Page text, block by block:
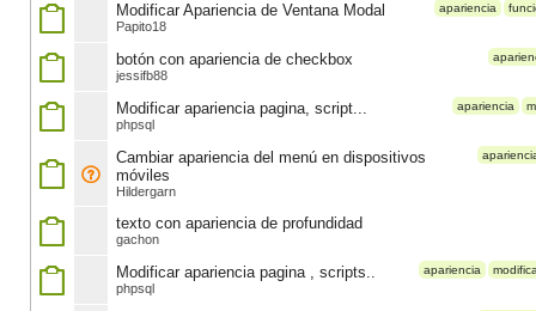
apariencia
Modificar Apariencia de Ventana Modal
Papito18
botón con apariencia de checkbox
jessifb88
apariencia
Modificar apariencia pagina, script...
phpsql
Cambiar apariencia del menú en dispositivos
móviles
Hildergarn
texto con apariencia de profundidad
gachon
apariencia
Modificar apariencia pagina , scripts..
phpsql